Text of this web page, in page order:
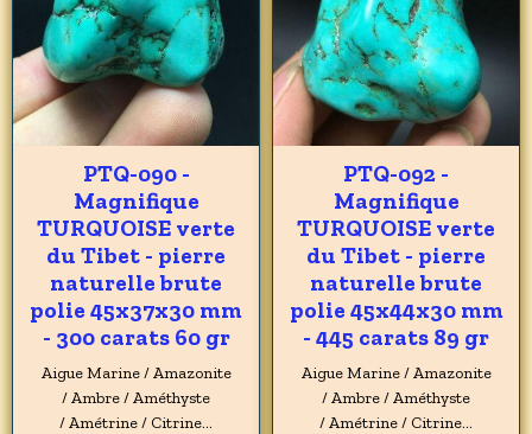
PTQ-090 -
Magnifique
TURQUOISE verte
du Tibet - pierre
naturelle brute
polie 45x37x30 mm
- 300 carats 60 gr
Aigue Marine / Amazonite
/ Ambre / Améthyste
/ Amétrine / Citrine...
PTQ-092 -
Magnifique
TURQUOISE verte
du Tibet - pierre
naturelle brute
polie 45x44x30 mm
- 445 carats 89 gr
Aigue Marine / Amazonite
/ Ambre / Améthyste
/ Amétrine / Citrine...